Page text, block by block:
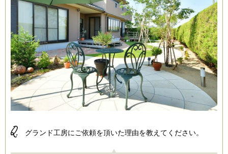
Q. グランド工房にご依頼を頂いた理由を教えてください。